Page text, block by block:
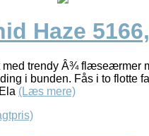
Haze
med trendy Â¾ flæseærmer
i bunden. Fås i to flotte
(Læs mere)